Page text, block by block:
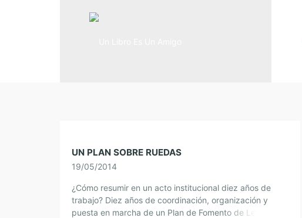
UN PLAN SOBRE RUEDAS
19/05/2014
¿Cómo resumir en un acto institucional diez años de
trabajo? Diez años de coordinación, organización y
puesta en marcha de un Plan de Fomento de Lectura